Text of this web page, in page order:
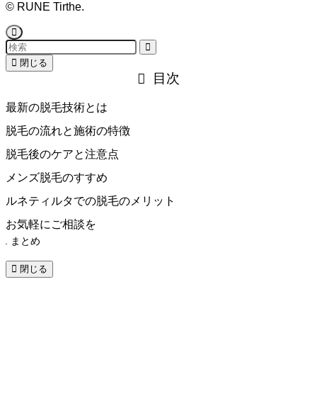
© RUNE Tirthe.
閉じる
目次
最新の脱毛技術とは
脱毛の流れと施術の特徴
脱毛後のケアと注意点
メンズ脱毛のすすめ
ルネティルタでの脱毛のメリット
お気軽にご相談を
まとめ
閉じる